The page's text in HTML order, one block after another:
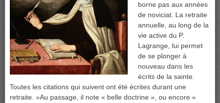
borne pas aux années
de noviciat. La retraite
annuelle, au long de la
vie active du P.
Lagrange, lui permet
de se plonger à
nouveau dans les
écrits de la sainte.
Toutes les citations qui suivent ont été écrites durant une
retraite. »Au passage, il note « belle doctrine », ou encore «